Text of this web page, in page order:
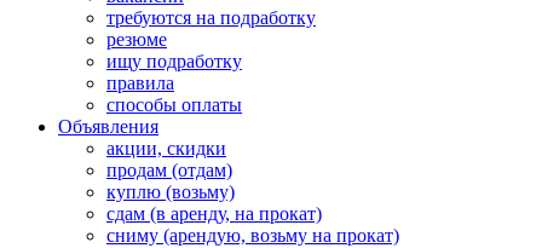
требуются на подработку
резюме
ищу подработку
правила
способы оплаты
Объявления
акции, скидки
продам (отдам)
куплю (возьму)
сдам (в аренду, на прокат)
сниму (арендую, возьму на прокат)